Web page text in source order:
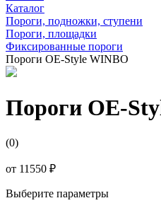
Каталог
Пороги, подножки, ступени
Пороги, площадки
Фиксированные пороги
Пороги OE-Style WINBO
Пороги OE-
(0)
от 11550 ₽
Выберите параметры